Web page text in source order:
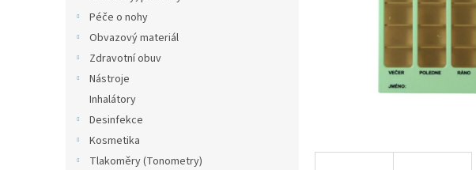
Péče o nohy
Obvazový materiál
Zdravotní obuv
Nástroje
Inhalátory
Desinfekce
Kosmetika
Tlakoměry (Tonometry)